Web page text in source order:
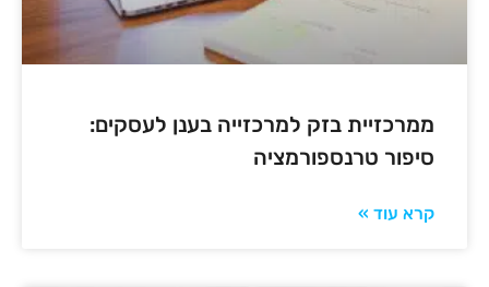
ממרכזיית בזק למרכזייה בענן לעסקים:
סיפור טרנספורמציה
קרא עוד »